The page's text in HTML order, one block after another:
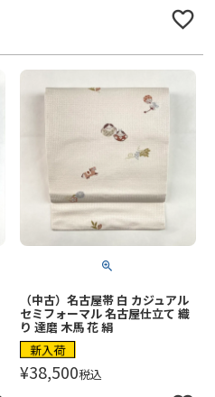
（中古）名古屋帯 白 カジュアル
セミフォーマル 名古屋仕立て 織
り 達磨 木馬 花 絹
新入荷
¥38,500税込